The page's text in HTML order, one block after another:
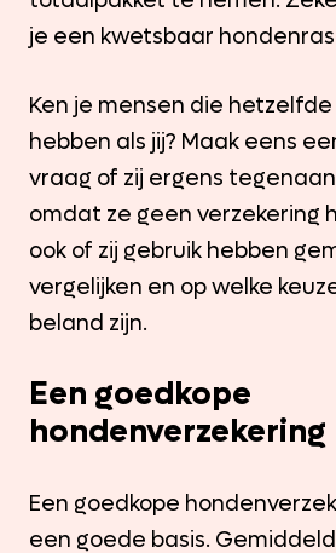
je een kwetsbaar
Ken je mensen die
hebben als jij? Maak eens
vraag of zij ergens
omdat ze geen verzekering
ook of zij gebruik hebben
vergelijken en op welke
beland zijn.
Een goedkope
hondenverzekering
Een goedkope
een goede basis.